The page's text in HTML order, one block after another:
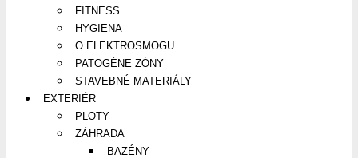
FITNESS
HYGIENA
O ELEKTROSMOGU
PATOGÉNE ZÓNY
STAVEBNÉ MATERIÁLY
EXTERIÉR
PLOTY
ZÁHRADA
BAZÉNY